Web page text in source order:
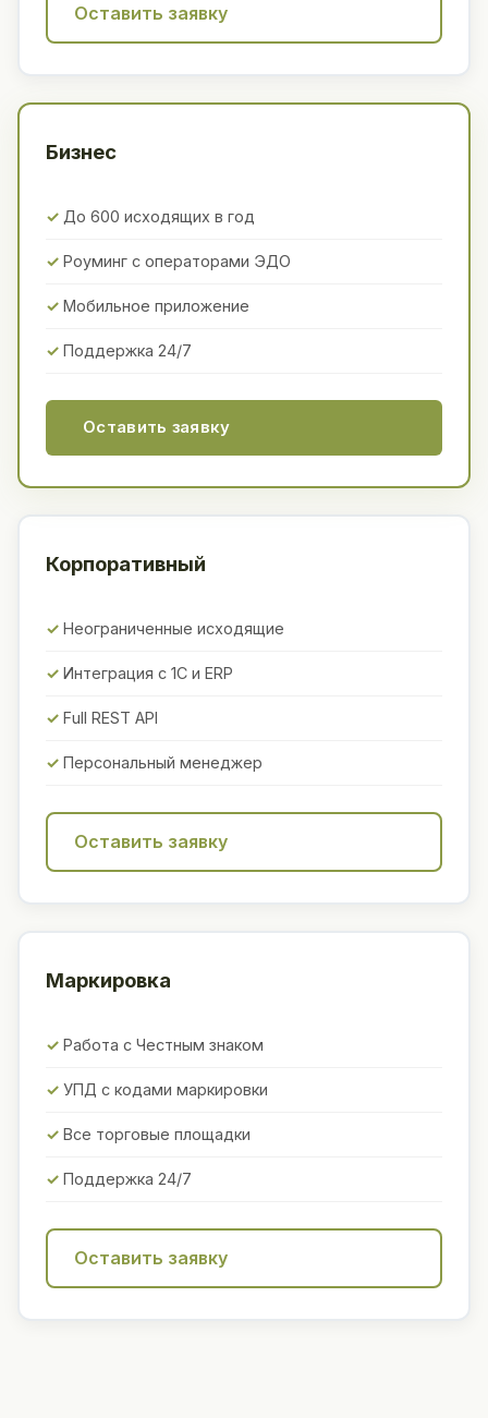
Оставить заявку
Бизнес
До 600 исходящих в год
Роуминг с операторами ЭДО
Мобильное приложение
Поддержка 24/7
Оставить заявку
Корпоративный
Неограниченные исходящие
Интеграция с 1С и ERP
Full REST API
Персональный менеджер
Оставить заявку
Маркировка
Работа с Честным знаком
УПД с кодами маркировки
Все торговые площадки
Поддержка 24/7
Оставить заявку